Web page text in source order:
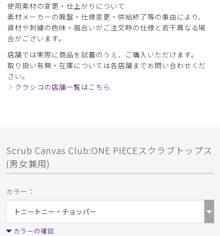
使用素材の変更・仕上がりについて
素材メーカーの廃盤・仕様変更・供給終了等の事由により、
資材や刺繍の色味・風合いがご注文時の仕様と若干異なる場
合がございます。
店舗では実際に商品を試着のうえ、ご購入いただけます。
取り扱い有無・在庫については各店舗までお問い合わせくだ
さい。
クラシコの店舗一覧はこちら
Scrub Canvas Club:ONE PIECEスクラブトップス
(男女兼用)
カラー：
カラーの確認